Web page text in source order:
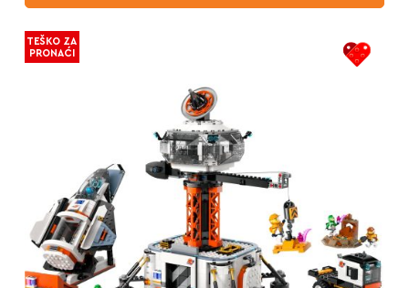
TEŠKO ZA
PRONAĆI